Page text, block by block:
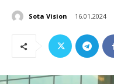
Sota Vision 16.01.2024